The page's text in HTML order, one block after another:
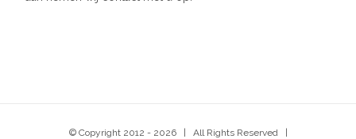
© Copyright 2012 - 2026 | All Rights Reserved |